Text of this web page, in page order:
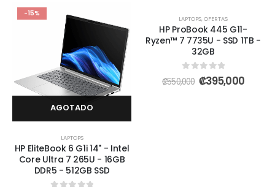
-15%
AGOTADO
LAPTOPS
HP EliteBook 6 G1i 14" - Intel
Core Ultra 7 265U - 16GB
DDR5 - 512GB SSD
LAPTOPS,OFERTAS
HP ProBook 445 G11-
Ryzen™ 7 7735U - SSD 1TB -
32GB
0out of 5
₡550,000 ₡395,000